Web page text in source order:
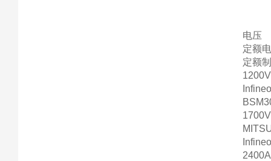
电压
定额
定额